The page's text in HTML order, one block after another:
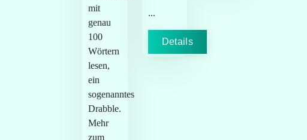
mit
genau
100
Wörtern
lesen,
ein
sogenanntes
Drabble.
Mehr
zum
...
Details